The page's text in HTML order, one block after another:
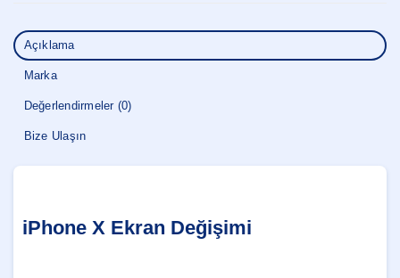
Açıklama
Marka
Değerlendirmeler (0)
Bize Ulaşın
iPhone X Ekran Değişimi